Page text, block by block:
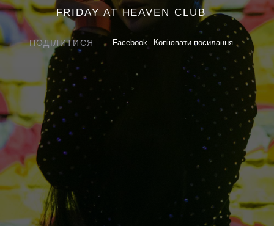
FRIDAY AT HEAVEN CLUB
ПОДІЛИТИСЯ Facebook Копіювати посилання